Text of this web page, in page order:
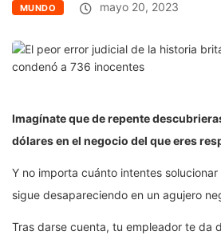
MUNDO mayo 20, 2023
Imagínate que de repente
dólares en el negocio del que eres
Y no importa cuánto intentes
sigue desapareciendo en un agujero
Tras darse cuenta, tu empleador te da